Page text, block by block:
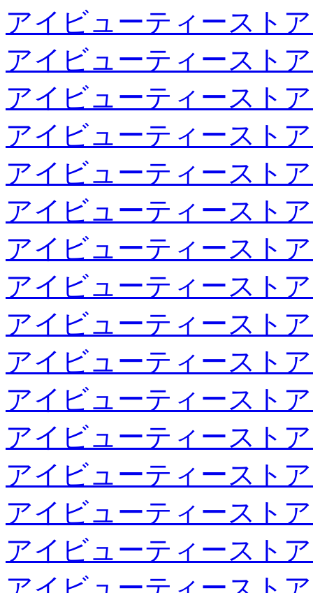
アイビューティースト
アイビューティースト
アイビューティースト
アイビューティースト
アイビューティースト
アイビューティースト
アイビューティースト
アイビューティースト
アイビューティースト
アイビューティースト
アイビューティースト
アイビューティースト
アイビューティースト
アイビューティースト
アイビューティースト